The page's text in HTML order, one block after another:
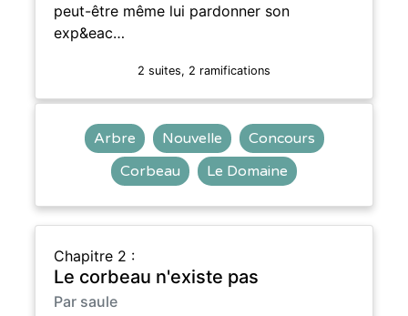
peut-être même lui pardonner son
exp&eac…
2 suites, 2 ramifications
Arbre Nouvelle
Concours
Corbeau
Le Domaine
Chapitre 2 :
Le corbeau n'existe pas
Par saule